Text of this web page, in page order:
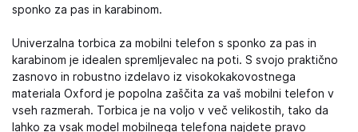
sponko za pas in karabinom.
Univerzalna torbica za mobilni telefon s sponko za pas in
karabinom je idealen spremljevalec na poti. S svojo praktično
zasnovo in robustno izdelavo iz visokokakovostnega
materiala Oxford je popolna zaščita za vaš mobilni telefon v
vseh razmerah. Torbica je na voljo v več velikostih, tako da
lahko za vsak model mobilnega telefona najdete pravo